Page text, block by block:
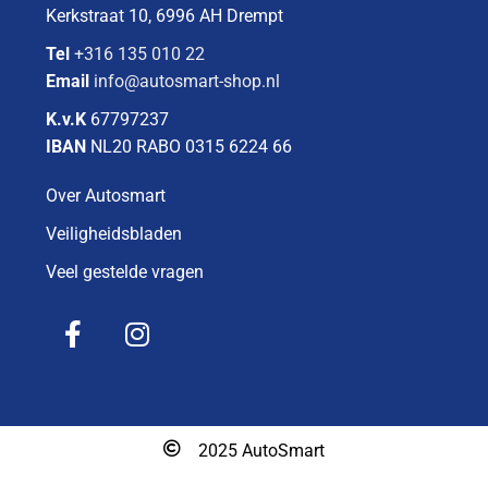
Kerkstraat 10, 6996 AH Drempt
Tel +316 135 010 22
Email info@autosmart-shop.nl
K.v.K 67797237
IBAN NL20 RABO 0315 6224 66
Over Autosmart
Veiligheidsbladen
Veel gestelde vragen
2025 AutoSmart